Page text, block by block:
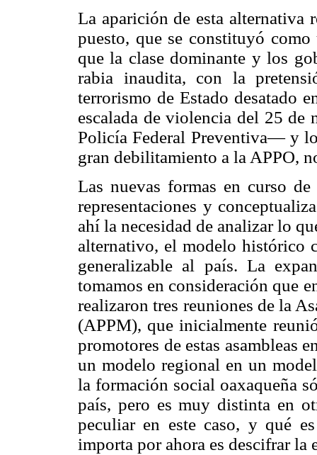
La aparición de esta alternativa
puesto, que se constituyó
que la clase dominante y los
rabia inaudita, con la
terrorismo de Estado desatado
escalada de violencia del 25
Policía Federal Preventiva— y
gran debilitamiento a la APPO,
Las nuevas formas en curso
representaciones y
ahí la necesidad de analizar lo
alternativo, el modelo histórico
generalizable al país. La
tomamos en consideración que
realizaron tres reuniones de la
(APPM), que inicialmente
promotores de estas asambleas
un modelo regional en un
la formación social oaxaqueña
país, pero es muy distinta en
peculiar en este caso, y qué
importa por ahora es descifrar la